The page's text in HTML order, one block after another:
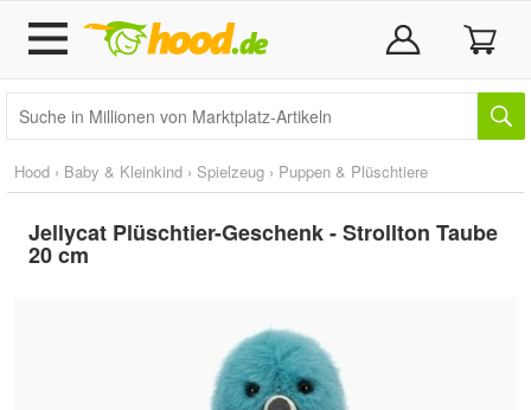
Hood › Baby & Kleinkind › Spielzeug › Puppen & Plüschtiere
Jellycat Plüschtier-Geschenk - Strollton Taube
20 cm